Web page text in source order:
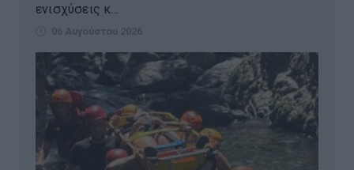
ενισχύσεις κ...